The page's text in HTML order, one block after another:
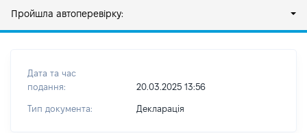
Пройшла автоперевірку:
Дата та час
подання:
20.03.2025 13:56
Тип документа: Декларація